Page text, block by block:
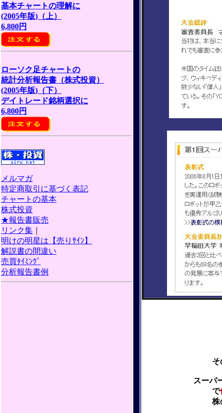
基本チャートの理解に
(2005年版)（上）
6,800円
ローソク足チャートの
統計分析報告書（株式投資）
(2005年版)（下）
デイトレード銘柄選択に
6,800円
メルマガ
特定商取引に基づく表記
チャートの基本
株式投資
★報告書販売
リンク集
明けの明星は【売りｻｲﾝ】
解説書の間違い
売買ﾀｲﾐﾝｸﾞ
分析報告書例
そ
スーパ
で
株